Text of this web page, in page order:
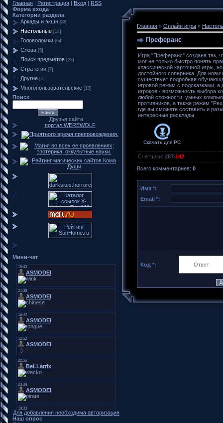
Главная | Регистрация | Вход | RSS
Форма входа
Категории раздела
Аркады и экшн [86]
Настольные [14]
Головоломки [64]
Слова [5]
Поиск предметов [23]
Стратегии [7]
Другие [5]
Многопользовательские [13]
Поиск
Друзья сайта
портал WEREWOLF
Мини-чат
Для добавления необходима авторизация
Наш опрос
Главная » Онлайн игры »
Преферанс
Игра "Преферанс" создана так,
мог не только быстро понять
классической карточной игры,
достойного соперника. Для
существует подробная
игровой режим с подсказками, а
игроков - возможность выбора
любой сложности, умных
противников, а также режим
где вы сможете составить и
интересные расклады.
Скачать для PC
Счетчики: 287/142
Всего комментариев: 0
Имя *:
Email *:
Код *: